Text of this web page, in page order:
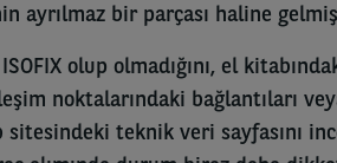
ayrılmaz bir parçası haline
olup olmadığını, el
noktalarındaki bağlantıları
sitesindeki teknik veri sayfasını